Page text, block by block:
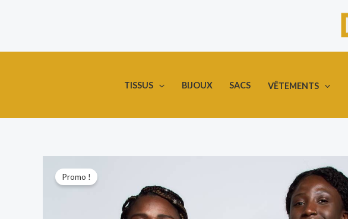
TISSUS BIJOUX SACS VÊTEMENTS
Promo !